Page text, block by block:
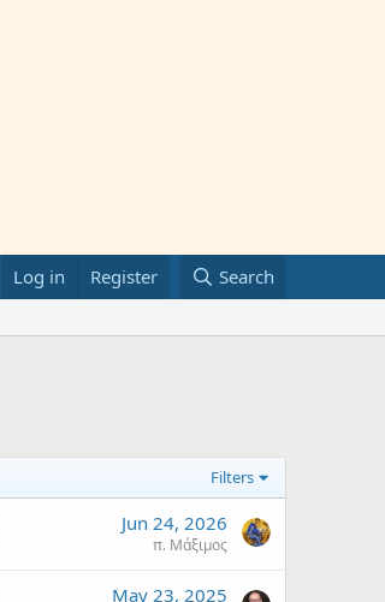
Log in Register Search
Filters
Jun 24, 2026
π. Μάξιμος
May 23, 2025